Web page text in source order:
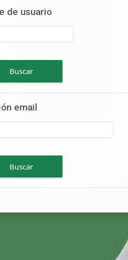
de usuario
de usuario
email
email